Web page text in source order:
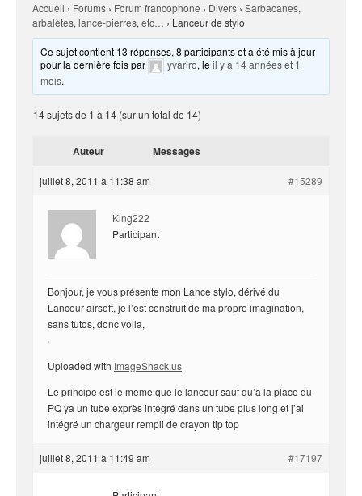
Accueil › Forums › Forum francophone › Divers › Sarbacanes,
arbalètes, lance-pierres, etc… › Lanceur de stylo
Ce sujet contient 13 réponses, 8 participants et a été mis à jour
pour la dernière fois par
yvariro, leil y a 14 années et 1
mois.
14 sujets de 1 à 14 (sur un total de 14)
Auteur Messages
juillet 8, 2011 à 11:38 am #15289
King222
Participant
Bonjour, je vous présente mon Lance stylo, dérivé du
Lanceur airsoft, je l’est construit de ma propre imagination,
sans tutos, donc voila,
Uploaded with ImageShack.us
Le principe est le meme que le lanceur sauf qu’a la place du
PQ ya un tube exprès integré dans un tube plus long et j’ai
intégré un chargeur rempli de crayon tip top
juillet 8, 2011 à 11:49 am #17197